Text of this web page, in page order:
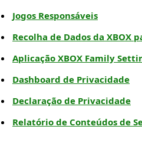
Jogos Responsáveis
Recolha de Dados da XBOX
Aplicação XBOX Family
Dashboard de Privacidade
Declaração de Privacidade
Relatório de Conteúdos de